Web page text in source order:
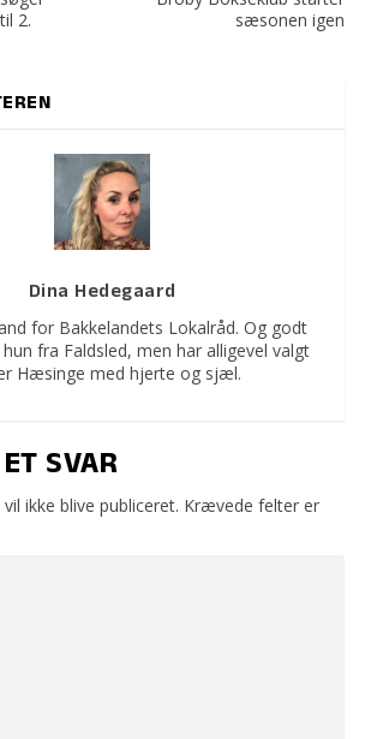
2.
sæsonen igen
Dina Hedegaard
for Bakkelandets Lokalråd. Og godt
fra Faldsled, men har alligevel valgt
Hæsinge med hjerte og sjæl.
SVAR
ikke blive publiceret. Krævede felter er